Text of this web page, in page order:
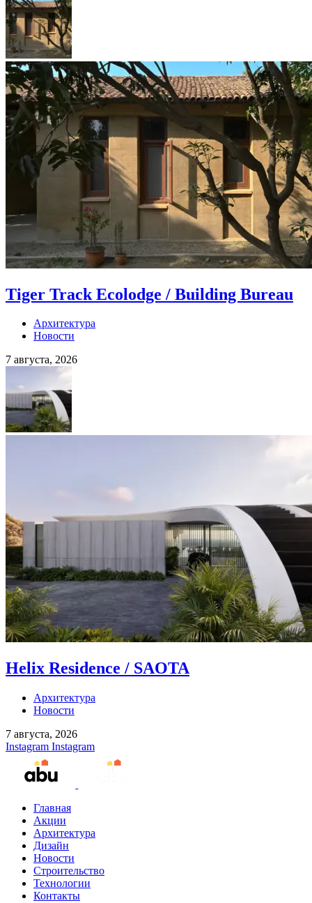
Tiger Track Ecolodge / Building Bureau
Архитектура
Новости
7 августа, 2026
Helix Residence / SAOTA
Архитектура
Новости
7 августа, 2026
Instagram Instagram
Главная
Акции
Архитектура
Дизайн
Новости
Строительство
Технологии
Контакты